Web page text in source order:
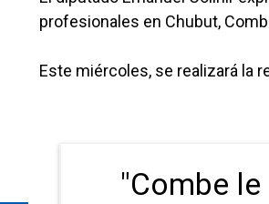
profesionales en Chubut,
Este miércoles, se realizará la
"Combe